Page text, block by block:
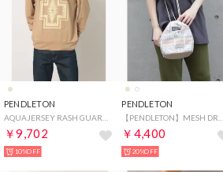
PENDLETON
￥9,702
10%OFF
PENDLETON
￥4,400
20%OFF